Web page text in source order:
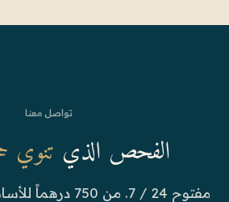
تواصل معنا
الفحص الذي تنوي
مفتوح 24 / 7. من